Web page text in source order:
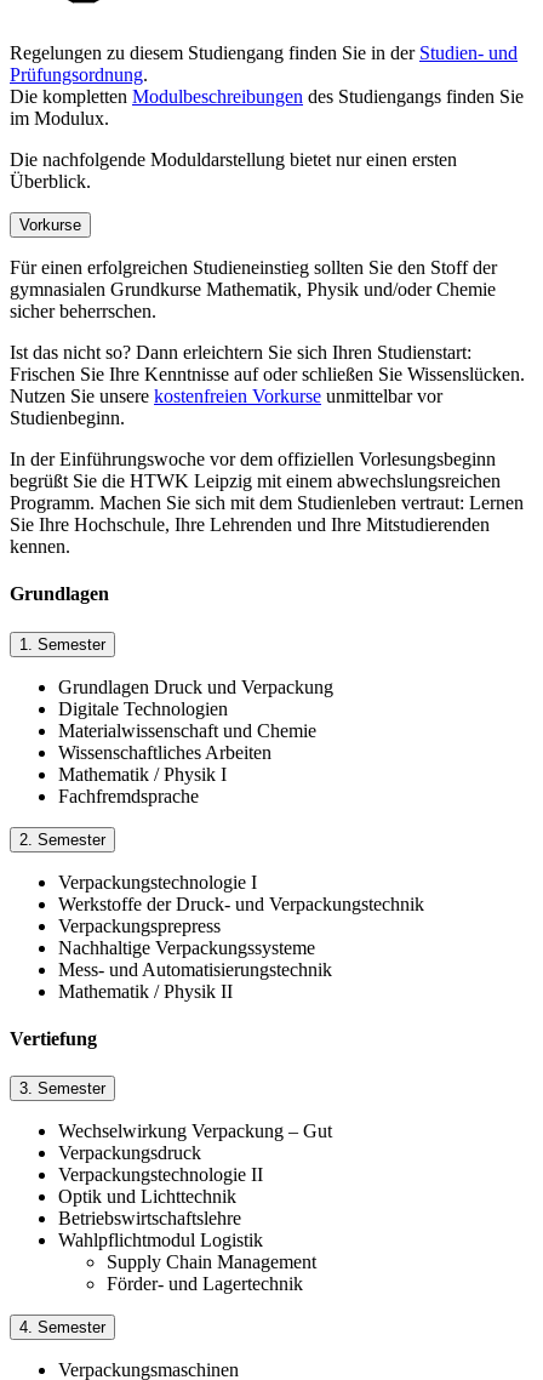
Regelungen zu diesem Studiengang finden Sie in der Studien- und
Prüfungsordnung.
Die kompletten Modulbeschreibungen des Studiengangs finden Sie
im Modulux.
Die nachfolgende Moduldarstellung bietet nur einen ersten
Überblick.
Vorkurse
Für einen erfolgreichen Studieneinstieg sollten Sie den Stoff der
gymnasialen Grundkurse Mathematik, Physik und/oder Chemie
sicher beherrschen.
Ist das nicht so? Dann erleichtern Sie sich Ihren Studienstart:
Frischen Sie Ihre Kenntnisse auf oder schließen Sie Wissenslücken.
Nutzen Sie unsere kostenfreien Vorkurse unmittelbar vor
Studienbeginn.
In der Einführungswoche vor dem offiziellen Vorlesungsbeginn
begrüßt Sie die HTWK Leipzig mit einem abwechslungsreichen
Programm. Machen Sie sich mit dem Studienleben vertraut: Lernen
Sie Ihre Hochschule, Ihre Lehrenden und Ihre Mitstudierenden
kennen.
Grundlagen
1. Semester
Grundlagen Druck und Verpackung
Digitale Technologien
Materialwissenschaft und Chemie
Wissenschaftliches Arbeiten
Mathematik / Physik I
Fachfremdsprache
2. Semester
Verpackungstechnologie I
Werkstoffe der Druck- und Verpackungstechnik
Verpackungsprepress
Nachhaltige Verpackungssysteme
Mess- und Automatisierungstechnik
Mathematik / Physik II
Vertiefung
3. Semester
Wechselwirkung Verpackung – Gut
Verpackungsdruck
Verpackungstechnologie II
Optik und Lichttechnik
Betriebswirtschaftslehre
Wahlpflichtmodul Logistik
Supply Chain Management
Förder- und Lagertechnik
4. Semester
Verpackungsmaschinen